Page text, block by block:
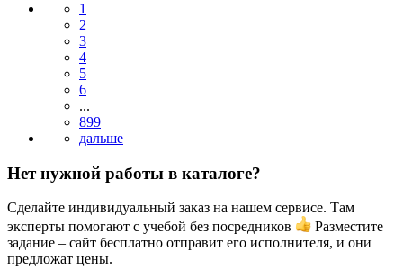
1
2
3
4
5
6
...
899
Нет нужной работы в каталоге?
Сделайте индивидуальный заказ на нашем сервисе. Там
эксперты помогают с учебой без посредников
Разместите
задание – сайт бесплатно отправит его исполнителя, и они
предложат цены.